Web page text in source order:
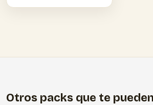
Otros packs que te